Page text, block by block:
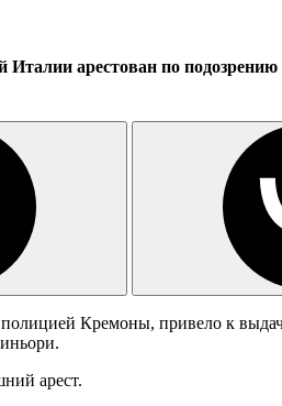
арестован по
Кремоны, привело к
арест.